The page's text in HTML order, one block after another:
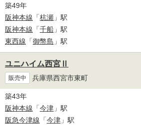
築49年
阪神本線 「杭瀬 」駅
阪神本線 「千船 」駅
東西線 「御幣島 」駅
ユニハイム西宮Ⅱ
販売中 兵庫県西宮市東町
築43年
阪神本線 「今津 」駅
阪急今津線 「今津 」駅